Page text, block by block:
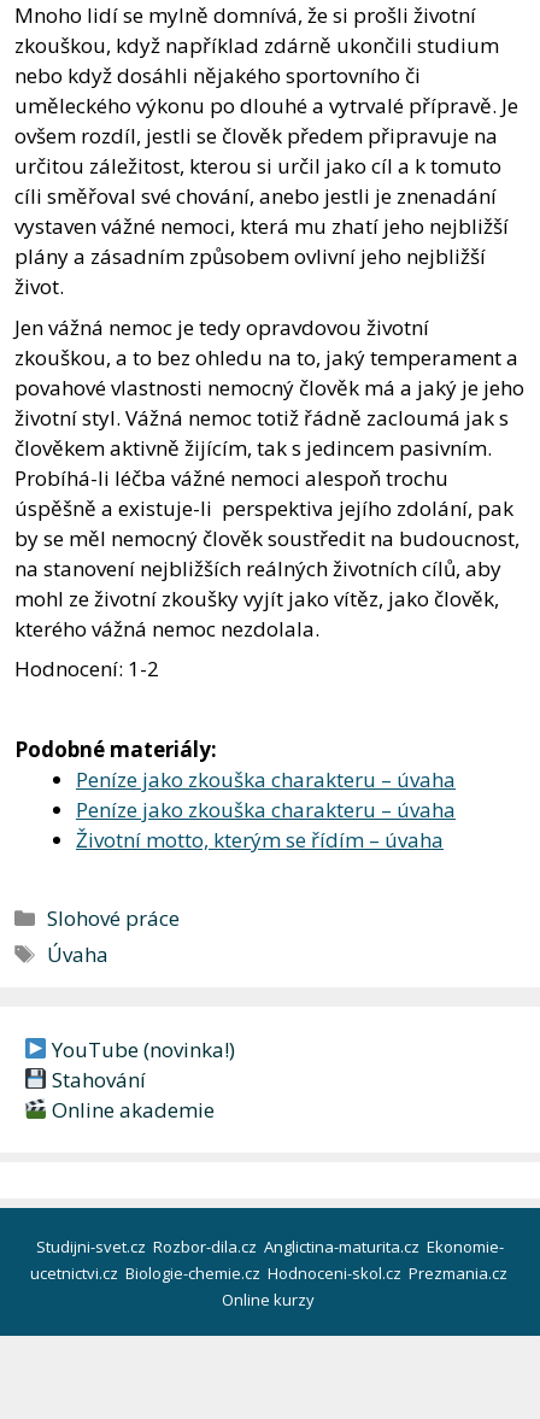
Mnoho lidí se mylně domnívá, že si prošli životní
zkouškou, když například zdárně ukončili studium
nebo když dosáhli nějakého sportovního či
uměleckého výkonu po dlouhé a vytrvalé přípravě. Je
ovšem rozdíl, jestli se člověk předem připravuje na
určitou záležitost, kterou si určil jako cíl a k tomuto
cíli směřoval své chování, anebo jestli je znenadání
vystaven vážné nemoci, která mu zhatí jeho nejbližší
plány a zásadním způsobem ovlivní jeho nejbližší
život.
Jen vážná nemoc je tedy opravdovou životní
zkouškou, a to bez ohledu na to, jaký temperament a
povahové vlastnosti nemocný člověk má a jaký je jeho
životní styl. Vážná nemoc totiž řádně zacloumá jak s
člověkem aktivně žijícím, tak s jedincem pasivním.
Probíhá-li léčba vážné nemoci alespoň trochu
úspěšně a existuje-li perspektiva jejího zdolání, pak
by se měl nemocný člověk soustředit na budoucnost,
na stanovení nejbližších reálných životních cílů, aby
mohl ze životní zkoušky vyjít jako vítěz, jako člověk,
kterého vážná nemoc nezdolala.
Hodnocení: 1-2
Podobné materiály:
Peníze jako zkouška charakteru – úvaha
Peníze jako zkouška charakteru – úvaha
Životní motto, kterým se řídím – úvaha
Rubriky
Slohové práce
Štítky
Úvaha
YouTube (novinka!)
Stahování
Online akademie
Studijni-svet.cz Rozbor-dila.cz Anglictina-maturita.cz Ekonomie-
ucetnictvi.cz Biologie-chemie.cz Hodnoceni-skol.cz Prezmania.cz
Online kurzy